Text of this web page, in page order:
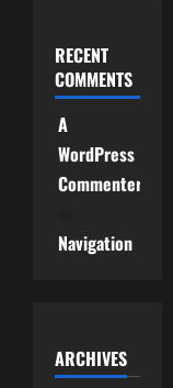
RECENT
COMMENTS
A
WordPress
Commenter
Navigation
ARCHIVES